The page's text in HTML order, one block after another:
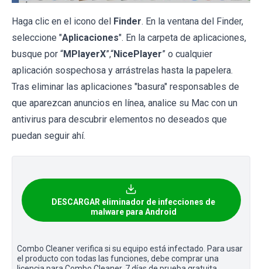
Haga clic en el icono del Finder. En la ventana del Finder,
seleccione "Aplicaciones". En la carpeta de aplicaciones,
busque por “MPlayerX”,“NicePlayer” o cualquier
aplicación sospechosa y arrástrelas hasta la papelera.
Tras eliminar las aplicaciones "basura" responsables de
que aparezcan anuncios en línea, analice su Mac con un
antivirus para descubrir elementos no deseados que
puedan seguir ahí.
DESCARGAR eliminador de infecciones de
malware para Android
Combo Cleaner verifica si su equipo está infectado. Para usar
el producto con todas las funciones, debe comprar una